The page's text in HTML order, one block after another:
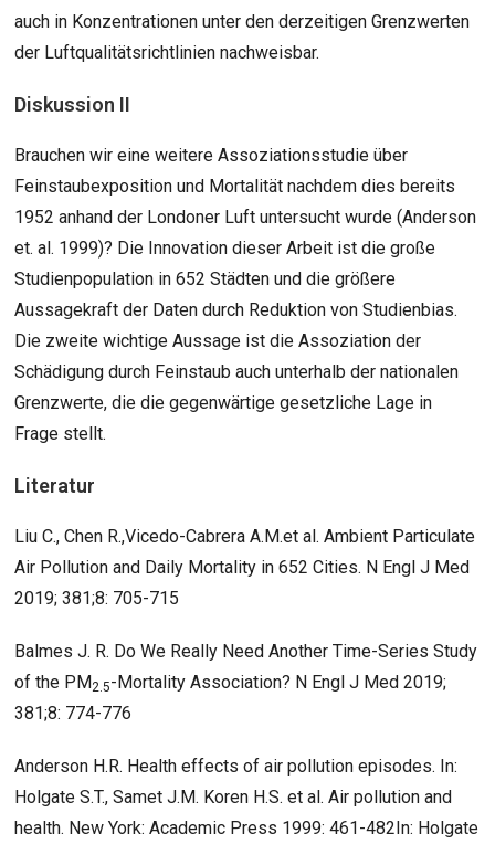
auch in Konzentrationen unter den derzeitigen Grenzwerten
der Luftqualitätsrichtlinien nachweisbar.
Diskussion II
Brauchen wir eine weitere Assoziationsstudie über
Feinstaubexposition und Mortalität nachdem dies bereits
1952 anhand der Londoner Luft untersucht wurde (Anderson
et. al. 1999)? Die Innovation dieser Arbeit ist die große
Studienpopulation in 652 Städten und die größere
Aussagekraft der Daten durch Reduktion von Studienbias.
Die zweite wichtige Aussage ist die Assoziation der
Schädigung durch Feinstaub auch unterhalb der nationalen
Grenzwerte, die die gegenwärtige gesetzliche Lage in
Frage stellt.
Literatur
Liu C., Chen R.,Vicedo-Cabrera A.M.et al. Ambient Particulate
Air Pollution and Daily Mortality in 652 Cities. N Engl J Med
2019; 381;8: 705-715
Balmes J. R. Do We Really Need Another Time-Series Study
of the PM2.5-Mortality Association? N Engl J Med 2019;
381;8: 774-776
Anderson H.R. Health effects of air pollution episodes. In:
Holgate S.T., Samet J.M. Koren H.S. et al. Air pollution and
health. New York: Academic Press 1999: 461-482In: Holgate